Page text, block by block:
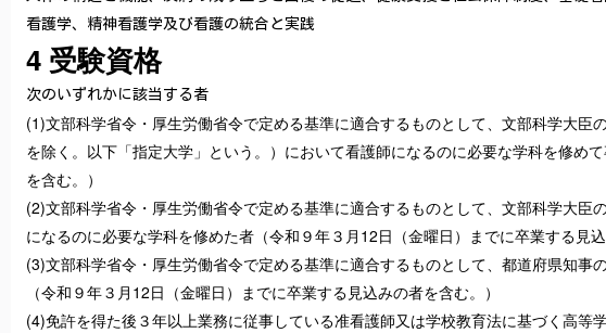
看護学、精神看護学及び看護の統合と実践
4 受験資格
次のいずれかに該当する者
(1)文部科学省令・厚生労働省令で定める基準に適合するものとして、文部科学大
を除く。以下「指定大学」という。）において看護師になるのに必要な学科を修め
を含む。）
(2)文部科学省令・厚生労働省令で定める基準に適合するものとして、文部科学大
になるのに必要な学科を修めた者（令和９年３月12日（金曜日）までに卒業する見込
(3)文部科学省令・厚生労働省令で定める基準に適合するものとして、都道府県知
（令和９年３月12日（金曜日）までに卒業する見込みの者を含む。）
(4)免許を得た後３年以上業務に従事している准看護師又は学校教育法に基づく高